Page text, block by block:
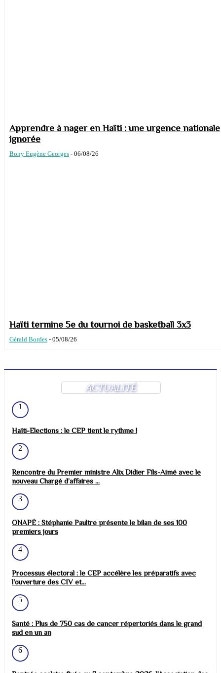
Apprendre à nager en Haïti : une urgence nationale
ignorée
Bony Eugène Georges - 06/08/26
Haïti termine 5e du tournoi de basketball 3x3
Gérald Bordes - 05/08/26
ACTUALITÉ
1
Haïti-Elections : le CEP tient le rythme !
2
Rencontre du Premier ministre Alix Didier Fils-Aimé avec le
nouveau Chargé d’affaires ...
3
ONAPÉ : Stéphanie Paultre présente le bilan de ses 100
premiers jours
4
Processus électoral : le CEP accélère les préparatifs avec
l'ouverture des CIV et...
5
Santé : Plus de 750 cas de cancer répertoriés dans le grand
sud en un an
6